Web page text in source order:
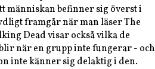
människan befinner sig överst i
framgår när man läser The
Dead visar också vilka de
när en grupp inte fungerar - och
inte känner sig delaktig i den.